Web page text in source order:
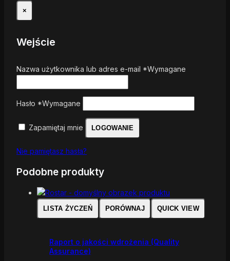
×
Wejście
Nazwa użytkownika lub adres e-mail *Wymagane
Hasło *Wymagane
Zapamiętaj mnie LOGOWANIE
Nie pamiętasz hasła?
Podobne produkty
LISTA ŻYCZEŃ PORÓWNAJ QUICK VIEW
Raport o jakości wdrożenia (Quality
Assurance)